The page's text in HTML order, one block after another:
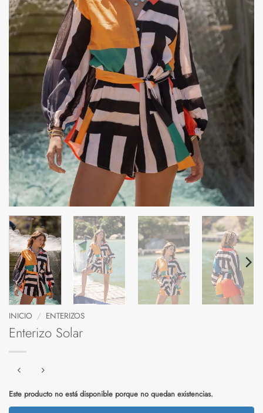
INICIO / ENTERIZOS
Enterizo Solar
Este producto no está disponible porque no quedan existencias.